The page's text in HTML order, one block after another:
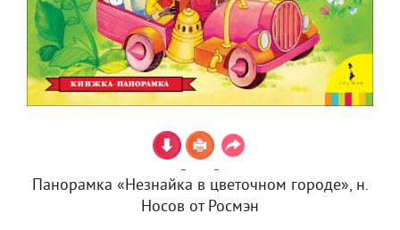
Панорамка «Незнайка в цветочном городе», н.
Носов от Росмэн